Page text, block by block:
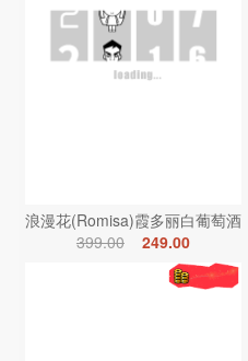
浪漫花(Romisa)霞多丽白葡萄酒
399.00
249.00